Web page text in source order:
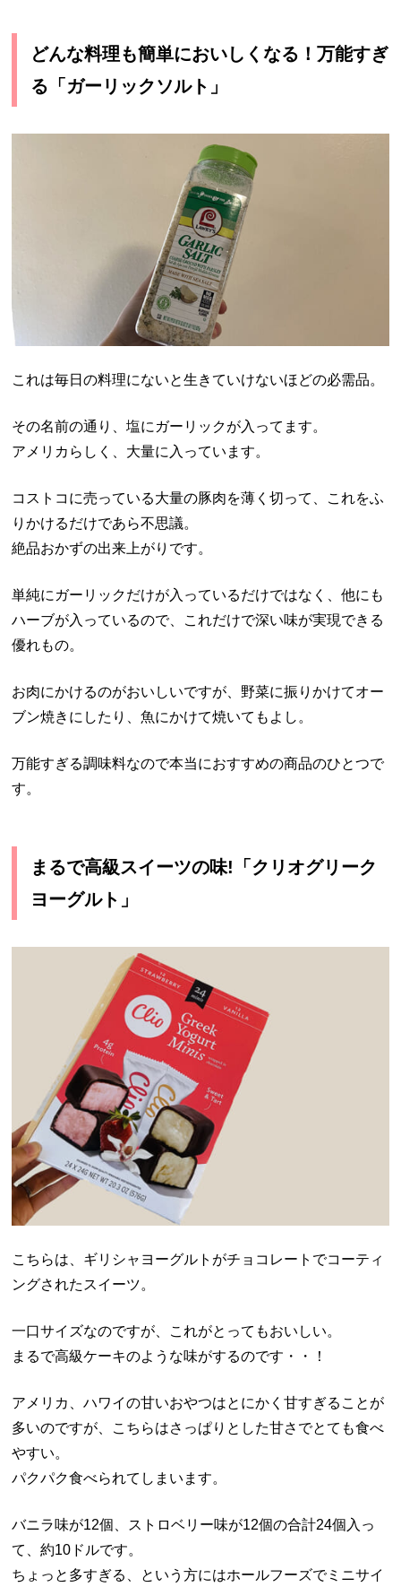
どんな料理も簡単においしくなる！万能すぎ
る「ガーリックソルト」
これは毎日の料理にないと生きていけないほどの必需品。
その名前の通り、塩にガーリックが入ってます。
アメリカらしく、大量に入っています。
コストコに売っている大量の豚肉を薄く切って、これをふ
りかけるだけであら不思議。
絶品おかずの出来上がりです。
単純にガーリックだけが入っているだけではなく、他にも
ハーブが入っているので、これだけで深い味が実現できる
優れもの。
お肉にかけるのがおいしいですが、野菜に振りかけてオー
ブン焼きにしたり、魚にかけて焼いてもよし。
万能すぎる調味料なので本当におすすめの商品のひとつで
す。
まるで高級スイーツの味!「クリオグリーク
ヨーグルト」
こちらは、ギリシャヨーグルトがチョコレートでコーティ
ングされたスイーツ。
一口サイズなのですが、これがとってもおいしい。
まるで高級ケーキのような味がするのです・・！
アメリカ、ハワイの甘いおやつはとにかく甘すぎることが
多いのですが、こちらはさっぱりとした甘さでとても食べ
やすい。
パクパク食べられてしまいます。
バニラ味が12個、ストロベリー味が12個の合計24個入っ
て、約10ドルです。
ちょっと多すぎる、という方にはホールフーズでミニサイ